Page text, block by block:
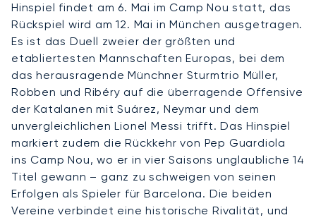
Hinspiel findet am 6. Mai im Camp Nou statt, das
Rückspiel wird am 12. Mai in München ausgetragen.
Es ist das Duell zweier der größten und
etabliertesten Mannschaften Europas, bei dem
das herausragende Münchner Sturmtrio Müller,
Robben und Ribéry auf die überragende Offensive
der Katalanen mit Suárez, Neymar und dem
unvergleichlichen Lionel Messi trifft. Das Hinspiel
markiert zudem die Rückkehr von Pep Guardiola
ins Camp Nou, wo er in vier Saisons unglaubliche 14
Titel gewann – ganz zu schweigen von seinen
Erfolgen als Spieler für Barcelona. Die beiden
Vereine verbindet eine historische Rivalität, und